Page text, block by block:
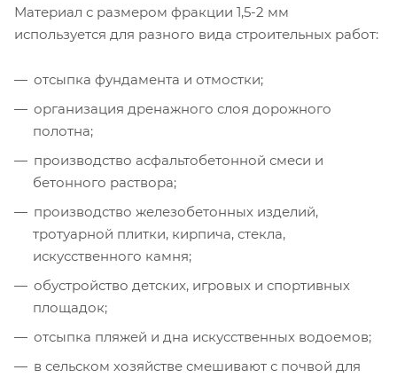
Материал с размером фракции 1,5-2 мм
используется для разного вида строительных работ:
отсыпка фундамента и отмостки;
организация дренажного слоя дорожного
полотна;
производство асфальтобетонной смеси и
бетонного раствора;
производство железобетонных изделий,
тротуарной плитки, кирпича, стекла,
искусственного камня;
обустройство детских, игровых и спортивных
площадок;
отсыпка пляжей и дна искусственных водоемов;
в сельском хозяйстве смешивают с почвой для